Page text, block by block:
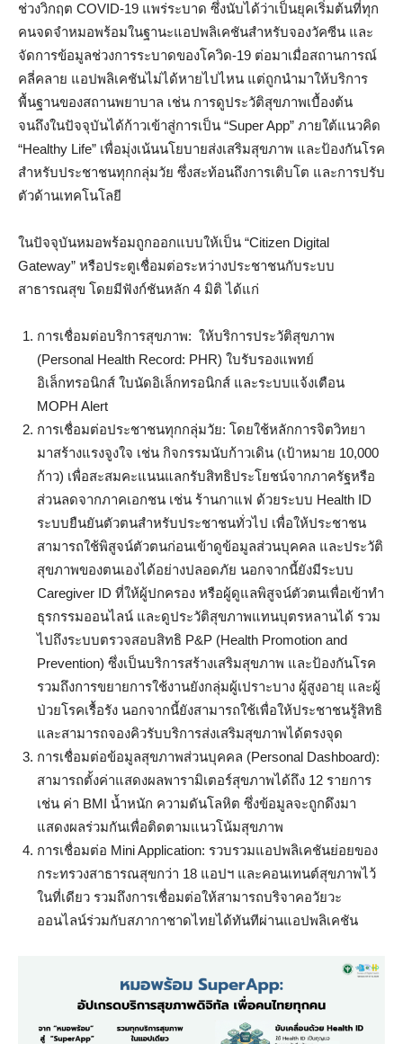
ช่วงวิกฤต COVID-19 แพร่ระบาด ซึ่งนับได้ว่าเป็นยุคเริ่มต้นที่ทุก
คนจดจำหมอพร้อมในฐานะแอปพลิเคชันสำหรับจองวัคซีน และ
จัดการข้อมูลช่วงการระบาดของโควิด-19 ต่อมาเมื่อสถานการณ์
คลี่คลาย แอปพลิเคชันไม่ได้หายไปไหน แต่ถูกนำมาให้บริการ
พื้นฐานของสถานพยาบาล เช่น การดูประวัติสุขภาพเบื้องต้น
จนถึงในปัจจุบันได้ก้าวเข้าสู่การเป็น “Super App” ภายใต้แนวคิด
“Healthy Life” เพื่อมุ่งเน้นนโยบายส่งเสริมสุขภาพ และป้องกันโรค
สำหรับประชาชนทุกกลุ่มวัย ซึ่งสะท้อนถึงการเติบโต และการปรับ
ตัวด้านเทคโนโลยี
ในปัจจุบันหมอพร้อมถูกออกแบบให้เป็น “Citizen Digital
Gateway” หรือประตูเชื่อมต่อระหว่างประชาชนกับระบบ
สาธารณสุข โดยมีฟังก์ชันหลัก 4 มิติ ได้แก่
การเชื่อมต่อบริการสุขภาพ: ให้บริการประวัติสุขภาพ
(Personal Health Record: PHR) ใบรับรองแพทย์
อิเล็กทรอนิกส์ ใบนัดอิเล็กทรอนิกส์ และระบบแจ้งเตือน
MOPH Alert
การเชื่อมต่อประชาชนทุกกลุ่มวัย: โดยใช้หลักการจิตวิทยา
มาสร้างแรงจูงใจ เช่น กิจกรรมนับก้าวเดิน (เป้าหมาย 10,000
ก้าว) เพื่อสะสมคะแนนแลกรับสิทธิประโยชน์จากภาครัฐหรือ
ส่วนลดจากภาคเอกชน เช่น ร้านกาแฟ ด้วยระบบ Health ID
ระบบยืนยันตัวตนสำหรับประชาชนทั่วไป เพื่อให้ประชาชน
สามารถใช้พิสูจน์ตัวตนก่อนเข้าดูข้อมูลส่วนบุคคล และประวัติ
สุขภาพของตนเองได้อย่างปลอดภัย นอกจากนี้ยังมีระบบ
Caregiver ID ที่ให้ผู้ปกครอง หรือผู้ดูแลพิสูจน์ตัวตนเพื่อเข้าทำ
ธุรกรรมออนไลน์ และดูประวัติสุขภาพแทนบุตรหลานได้ รวม
ไปถึงระบบตรวจสอบสิทธิ P&P (Health Promotion and
Prevention) ซึ่งเป็นบริการสร้างเสริมสุขภาพ และป้องกันโรค
รวมถึงการขยายการใช้งานยังกลุ่มผู้เปราะบาง ผู้สูงอายุ และผู้
ป่วยโรคเรื้อรัง นอกจากนี้ยังสามารถใช้เพื่อให้ประชาชนรู้สิทธิ
และสามารถจองคิวรับบริการส่งเสริมสุขภาพได้ตรงจุด
การเชื่อมต่อข้อมูลสุขภาพส่วนบุคคล (Personal Dashboard):
สามารถตั้งค่าแสดงผลพารามิเตอร์สุขภาพได้ถึง 12 รายการ
เช่น ค่า BMI น้ำหนัก ความดันโลหิต ซึ่งข้อมูลจะถูกดึงมา
แสดงผลร่วมกันเพื่อติดตามแนวโน้มสุขภาพ
การเชื่อมต่อ Mini Application: รวบรวมแอปพลิเคชันย่อยของ
กระทรวงสาธารณสุขกว่า 18 แอปฯ และคอนเทนต์สุขภาพไว้
ในที่เดียว รวมถึงการเชื่อมต่อให้สามารถบริจาคอวัยวะ
ออนไลน์ร่วมกับสภากาชาดไทยได้ทันทีผ่านแอปพลิเคชัน